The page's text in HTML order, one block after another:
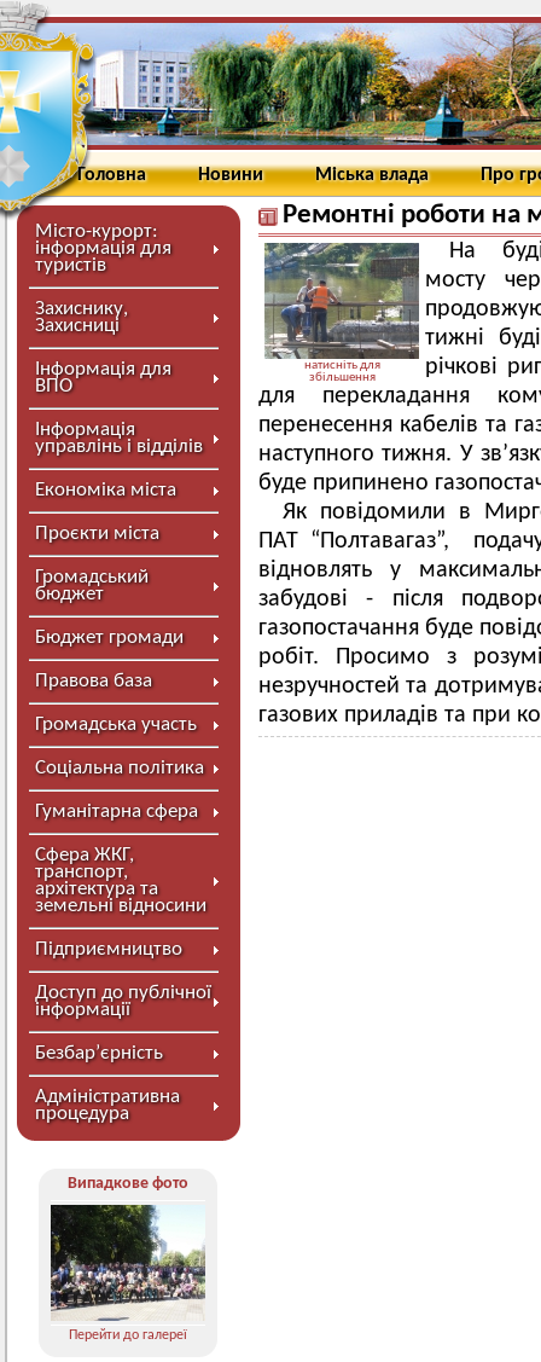
Головна Новини Міська влада Про
Місто-курорт:
інформація для
туристів
Захиснику,
Захисниці
Інформація для
ВПО
Інформація
управлінь і відділів
Економіка міста
Проєкти міста
Громадський
бюджет
Бюджет громади
Правова база
Громадська участь
Соціальна політика
Гуманітарна сфера
Сфера ЖКГ,
транспорт,
архітектура та
земельні відносини
Підприємництво
Доступ до публічної
інформації
Безбар’єрність
Адміністративна
процедура
Випадкове фото
Перейти до галереї
Ремонтні роботи на
натисніть для
збільшення
На
мосту
тижні
річкові
для перекладання
перенесення кабелів та
наступного тижня. У
буде припинено
Як повідомили в
ПАТ “Полтавагаз”,
відновлять у
забудові - після
газопостачання буде
робіт. Просимо з
незручностей та
газових приладів та при